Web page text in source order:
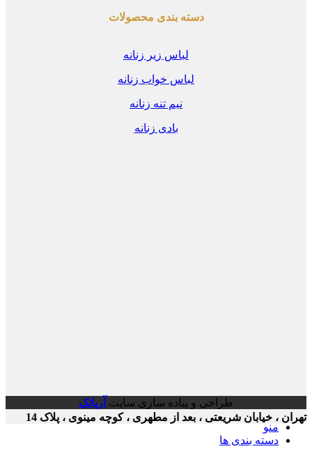
دسته بندی محصولات
لباس زیر زنانه
لباس خواب زنانه
نیم تنه زنانه
بادی زنانه
، خیابان شریعتی ، بعد از مطهری ، کوچه مینوی ، پلاک 14
طراحی و پیاده سازی سایتآریاتک
منو
دسته بندی ها